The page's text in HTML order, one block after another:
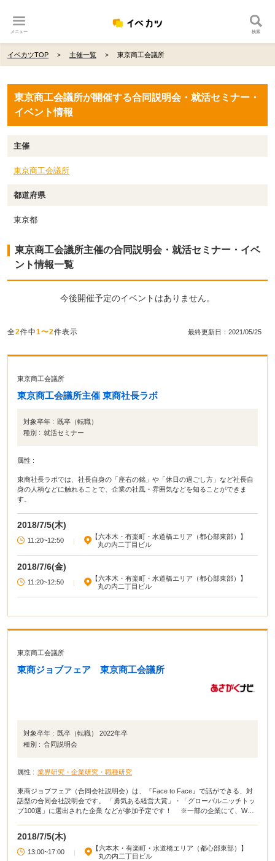
メニュー 検索
イベカツTOP 主催一覧 東京商工会議所
東京商工会議所が開催する合同説明会・就活セミナー・
イベント情報
主催
東京商工会議所
都道府県
東京都
東京商工会議所主催の合同説明会・就活セミナー・イベ
ント情報一覧
今後開催予定のイベントはありません。
全2件中1〜2件表示 最終更新日：2021/05/25
東京商工会議所
東京商工会議所主催 東商社長ラボ
対象卒年 : 既卒（転職）
種別 : 就活セミナー
属性 :
東商社長ラボでは、社長自身の「座右の銘」や「休日の過ごし方」など社長自
身の人柄などに触れることで、企業の社風・雰囲気などを知ることができま
す。
2018/7/5(木)
11:20~12:50 |
【六本木・有楽町・水道橋エリア（都心部東部）】
丸の内二丁目ビル
2018/7/6(金)
11:20~12:50 |
【六本木・有楽町・水道橋エリア（都心部東部）】
丸の内二丁目ビル
東京商工会議所
東商ジョブフェア 東京商工会議所
対象卒年 : 既卒（転職） 2022年卒
種別 : 合同説明会
属性 : 業界研究・企業研究・職種研究
東商ジョブフェア（合同会社説明会）は、『Face to Face』で話ができる、対
話型の合同会社説明会です。 「勇気ある経営大賞」・「グローバルニッチトッ
プ100選」に選出された企業 などが参加予定です！ ※一部の企業にて、WEB
の経営者層が多数参加 します。 社長から直接、会社の魅力を知ることができる
チャンスです！（前年度の企業 の経営者層の参加実績は約7割）
2018/7/5(木)
13:00~17:00 |
【六本木・有楽町・水道橋エリア（都心部東部）】
丸の内二丁目ビル